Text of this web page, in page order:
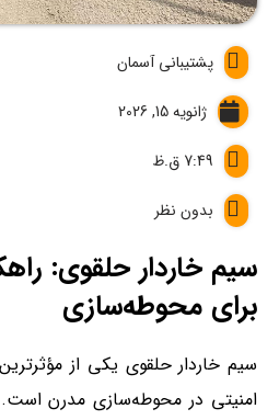
پشتیبانی آسمان
ژانویه 15, 2026
7:49 ق.ظ
بدون نظر
سیم خاردار حلقوی:
برای محوطه‌سازی
سیم خاردار حلقوی یکی از
امنیتی در محوطه‌سازی مدرن